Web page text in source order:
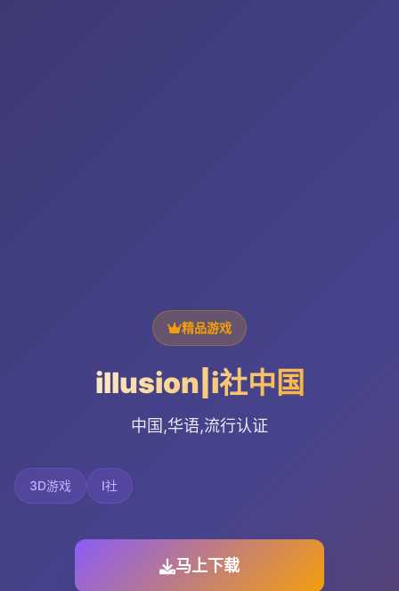
精品游戏
illusion|i社中国
中国,华语,流行认证
3D游戏 I社
马上下载